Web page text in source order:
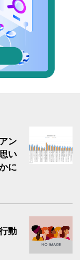
ン
い
に
動